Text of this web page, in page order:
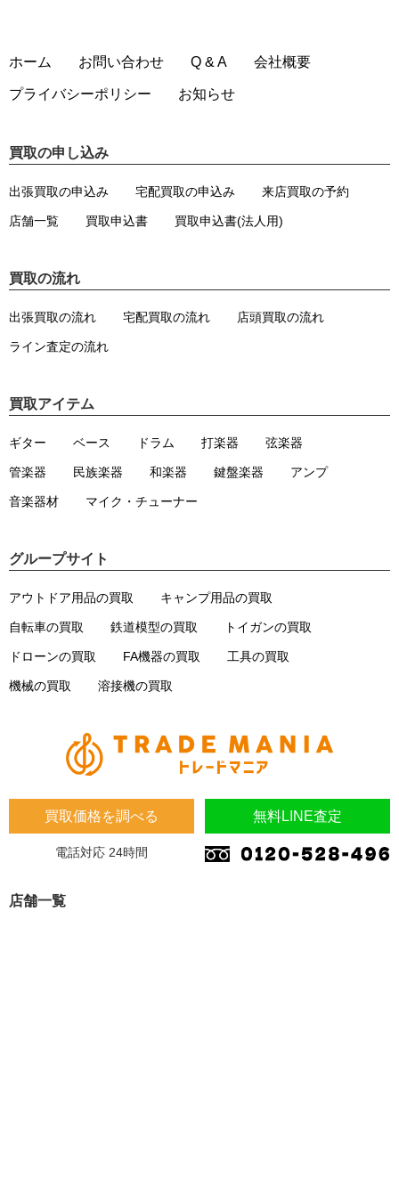
買取価格を調べる 無料LINE査定
電話対応 24時間
店舗一覧
ホーム お問い合わせ Q & A 会社概要
プライバシーポリシー お知らせ
買取の申し込み
出張買取の申込み 宅配買取の申込み 来店買取の予約
店舗一覧 買取申込書 買取申込書(法人用)
買取の流れ
出張買取の流れ 宅配買取の流れ 店頭買取の流れ
ライン査定の流れ
買取アイテム
ギター ベース ドラム 打楽器 弦楽器
管楽器 民族楽器 和楽器 鍵盤楽器 アンプ
音楽器材 マイク・チューナー
グループサイト
アウトドア用品の買取 キャンプ用品の買取
自転車の買取 鉄道模型の買取 トイガンの買取
ドローンの買取 FA機器の買取 工具の買取
機械の買取 溶接機の買取